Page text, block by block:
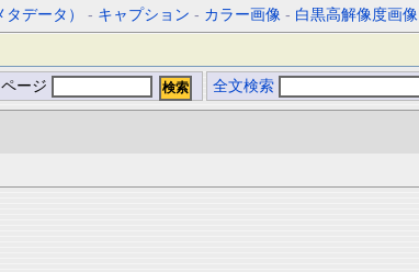
データ） - キャプション - カラー画像 - 白黒高解像度画像
ページ 全文検索